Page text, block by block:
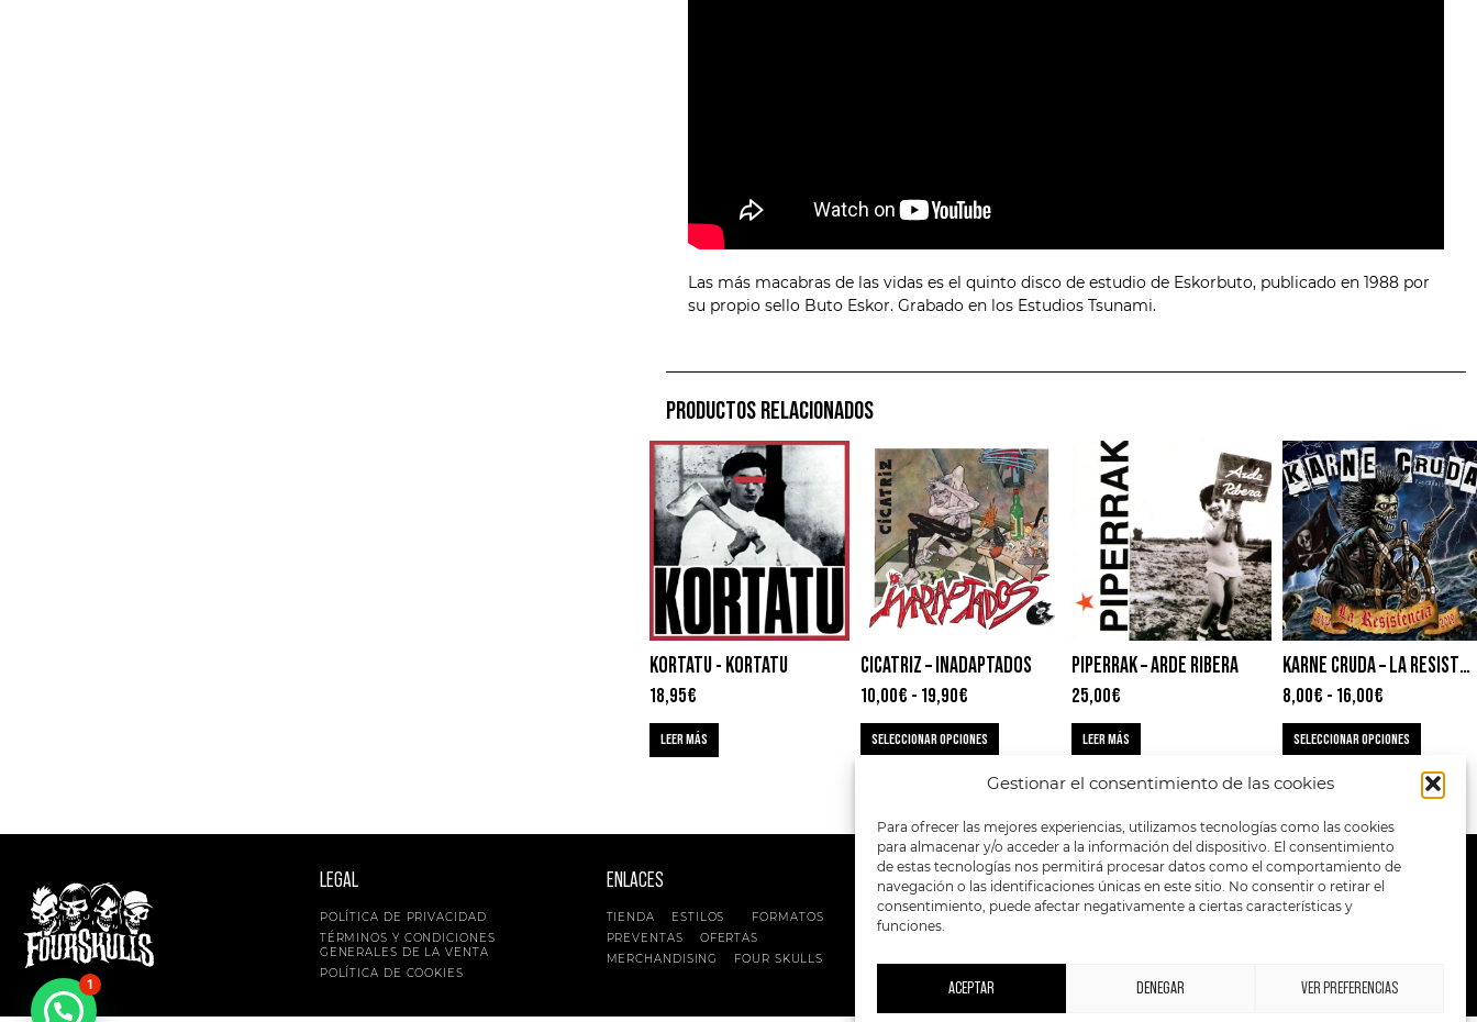
Gestionar el consentimiento de las cookies
Para ofrecer las mejores experiencias, utilizamos tecnologías como las cookies
para almacenar y/o acceder a la información del dispositivo. El consentimiento
de estas tecnologías nos permitirá procesar datos como el comportamiento de
navegación o las identificaciones únicas en este sitio. No consentir o retirar el
consentimiento, puede afectar negativamente a ciertas características y
funciones.
ACEPTAR DENEGAR VER PREFERENCIAS
Las más macabras de las vidas es el quinto disco de estudio de Eskorbuto, publicado en 1988 por
su propio sello Buto Eskor. Grabado en los Estudios Tsunami.
PRODUCTOS RELACIONADOS
KORTATU ‎- KORTATU
18,95€
LEER MÁS
CICATRIZ – INADAPTADOS
10,00€ - 19,90€
SELECCIONAR OPCIONES
PIPERRAK – ARDE RIBERA
25,00€
LEER MÁS
KARNE CRUDA – LA RESISTENCIA
8,00€ - 16,00€
SELECCIONAR OPCIONES
LEGAL
POLÍTICA DE PRIVACIDAD
TÉRMINOS Y CONDICIONES
GENERALES DE LA VENTA
POLÍTICA DE COOKIES
ENLACES
TIENDA ESTILOS
FORMATOS
PREVENTAS
OFERTAS
MERCHANDISING
FOUR SKULLS
SIGUENOS EN: METODOS DE PAGO:
1